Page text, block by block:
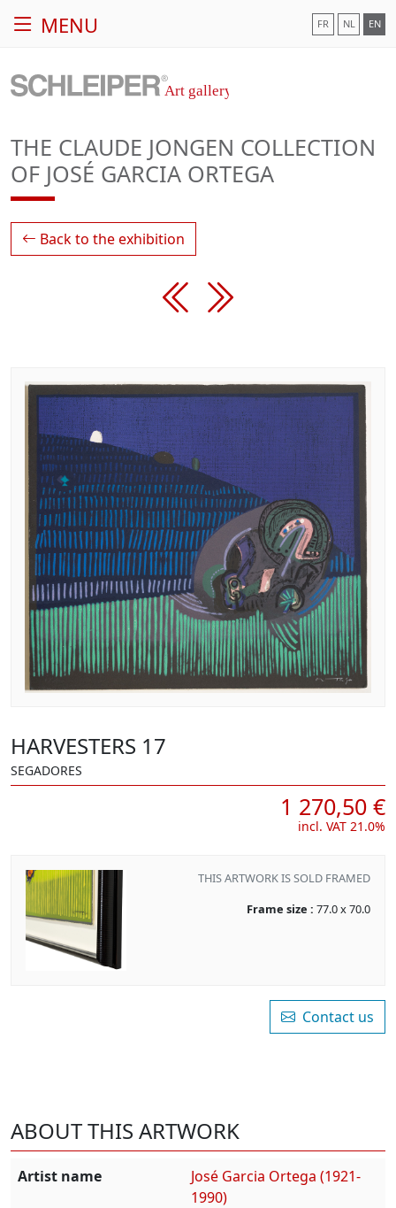
MENU FR NL EN
THE CLAUDE JONGEN COLLECTION
OF JOSÉ GARCIA ORTEGA
Back to the exhibition
HARVESTERS 17
SEGADORES
1 270,50 €
incl. VAT 21.0%
THIS ARTWORK IS SOLD FRAMED
Frame size : 77.0 x 70.0
Contact us
ABOUT THIS ARTWORK
Artist name
José Garcia Ortega (1921-
1990)